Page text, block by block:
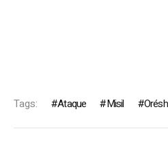
Tags: Ataque Misil